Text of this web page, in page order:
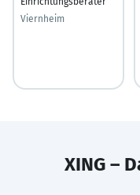
Viernheim
XING –